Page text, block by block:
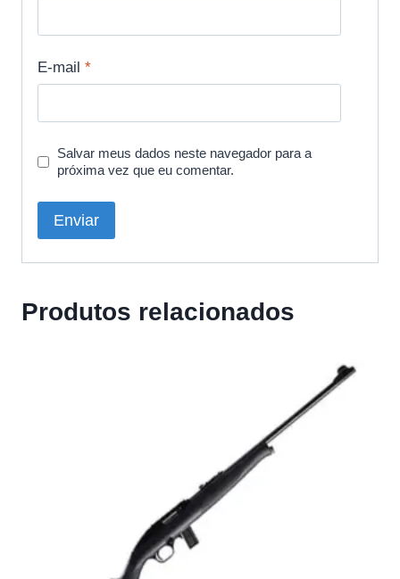
E-mail *
Salvar meus dados neste navegador para a
próxima vez que eu comentar.
Produtos relacionados